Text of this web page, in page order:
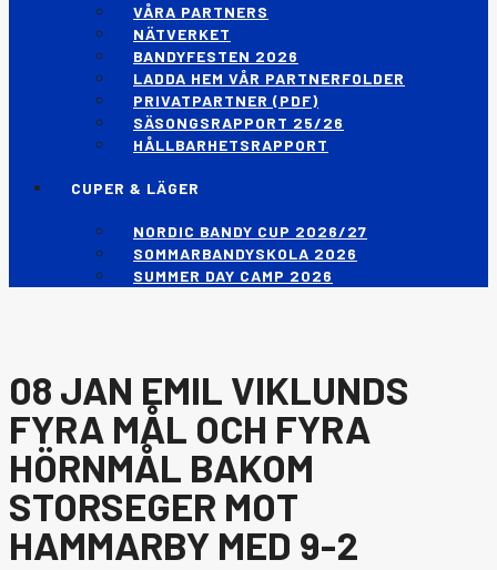
VÅRA PARTNERS
NÄTVERKET
BANDYFESTEN 2026
LADDA HEM VÅR PARTNERFOLDER
PRIVATPARTNER (PDF)
SÄSONGSRAPPORT 25/26
HÅLLBARHETSRAPPORT
CUPER & LÄGER
NORDIC BANDY CUP 2026/27
SOMMARBANDYSKOLA 2026
SUMMER DAY CAMP 2026
08 JAN EMIL VIKLUNDS
FYRA MÅL OCH FYRA
HÖRNMÅL BAKOM
STORSEGER MOT
HAMMARBY MED 9-2